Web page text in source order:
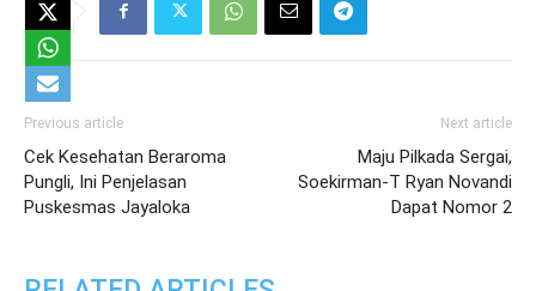
Previous article
Cek Kesehatan Beraroma
Pungli, Ini Penjelasan
Puskesmas Jayaloka
Next article
Maju Pilkada Sergai,
Soekirman-T Ryan Novandi
Dapat Nomor 2